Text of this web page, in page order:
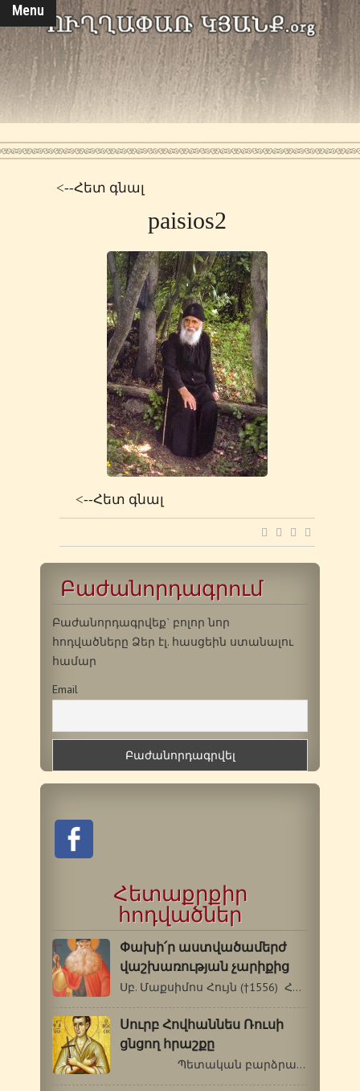
Menu
<--Հետ գնալ
paisios2
<--Հետ գնալ
Բաժանորդագրում
Բաժանորդագրվեք` բոլոր նոր
հոդվածները Ձեր էլ. հասցեին ստանալու
համար
Email
Հետաքրքիր
հոդվածներ
Փախի՛ր աստվածամերժ
վաշխառության չարիքից
Սբ. Մաքսիմոս Հույն (†1556) Հիշատակը՝…
Սուրբ Հովհաննես Ռուսի
ցնցող հրաշքը
Պետական բարձրաստիճան…